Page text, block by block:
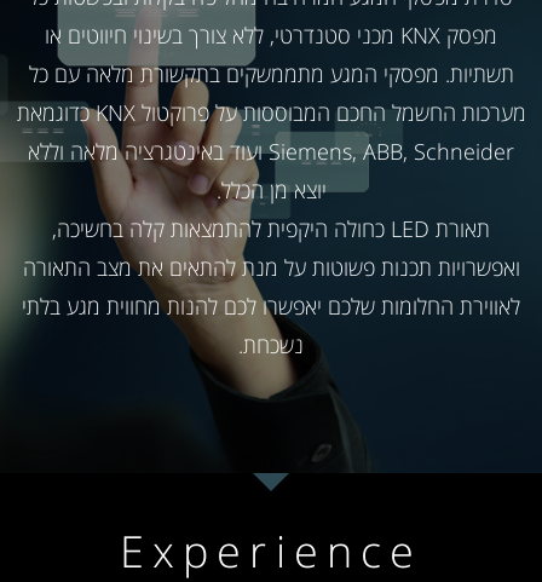
מפסק KNX מכני סטנדרטי, ללא צורך בשינוי חיווטים או
תשתיות. מפסקי המגע מתממשקים בתקשורת מלאה עם כל
מערכות החשמל החכם המבוססות על פרוקטול KNX כדוגמאת
Siemens, ABB, Schneider ועוד באינטגרציה מלאה וללא
יוצא מן הכלל.
תאורת LED כחולה היקפית להתמצאות קלה בחשיכה,
ואפשרויות תכנות פשוטות על מנת להתאים את מצב התאורה
לאווירת החלומות שלכם יאפשרו לכם להנות מחווית מגע בלתי
נשכחת.
Experience